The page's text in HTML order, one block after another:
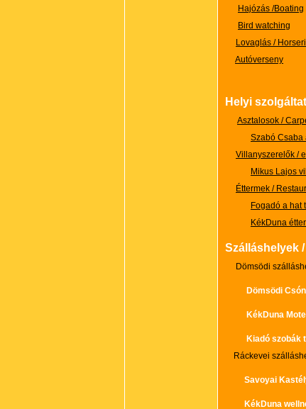
Hajózás /Boating
Bird watching
Lovaglás /
Autóverseny
Helyi
Asztalosok /
Szabó Csaba
Villanyszerelők /
Mikus Lajos
Éttermek /
Fogadó a hat
KékDuna
Szálláshelyek
Dömsödi
Dömsödi
KékDuna
Kiadó szobák
Ráckevei
Savoyai
KékDuna